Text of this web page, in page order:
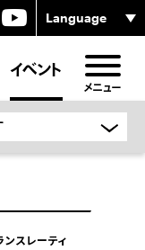
イベント
メニュー
スレーティ